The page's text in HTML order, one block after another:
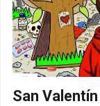
San